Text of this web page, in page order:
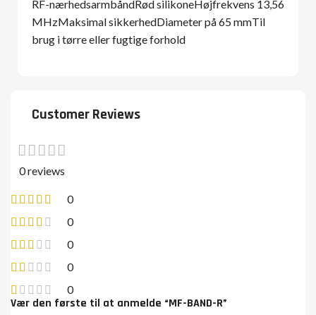
RF-nærhedsarmbåndRød silikoneHøjfrekvens 13,56
MHzMaksimal sikkerhedDiameter på 65 mmTil
brug i tørre eller fugtige forhold
Customer Reviews
0 reviews
0
0
0
0
0
Vær den første til at anmelde “MF-BAND-R”